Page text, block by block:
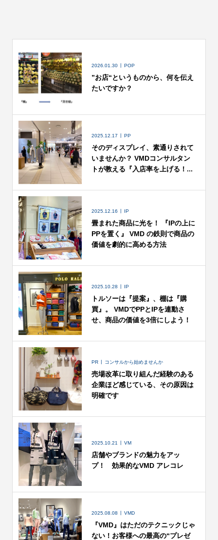
2026.01.30 POP
”お店“というものから、何を伝え
たいですか？
2025.12.17 PP
そのディスプレイ、素通りされて
いませんか？ VMDコンサルタン
トが教える『入店率を上げる！...
2025.12.16 IP
畳まれた商品に光を！ 『IPの上に
PPを置く』 VMD の鉄則で商品の
価値を劇的に高める方法
2025.10.28 IP
トルソーは『提案』、棚は『購
買』。 VMDでPPとIPを連動さ
せ、商品の価値を3倍にしよう！
PR コンサルから始めませんか
売場改革に取り組んだ経験のある
企業ほど感じている、その原因は
明確です
2025.10.21 VM
店舗やブランドの魅力をアッ
プ！ 効果的なVMD アレコレ
2025.08.08 VMD
『VMD』はただのテクニックじゃ
ない！お客様への最高の“プレゼ